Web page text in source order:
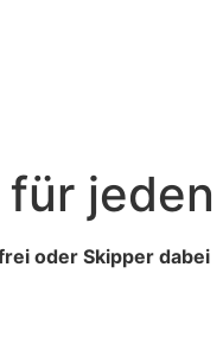
oder Skipper dabei